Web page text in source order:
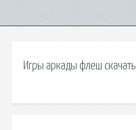
Игры аркады флеш скачать